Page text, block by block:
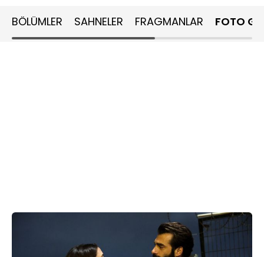
BÖLÜMLER SAHNELER FRAGMANLAR FOTO